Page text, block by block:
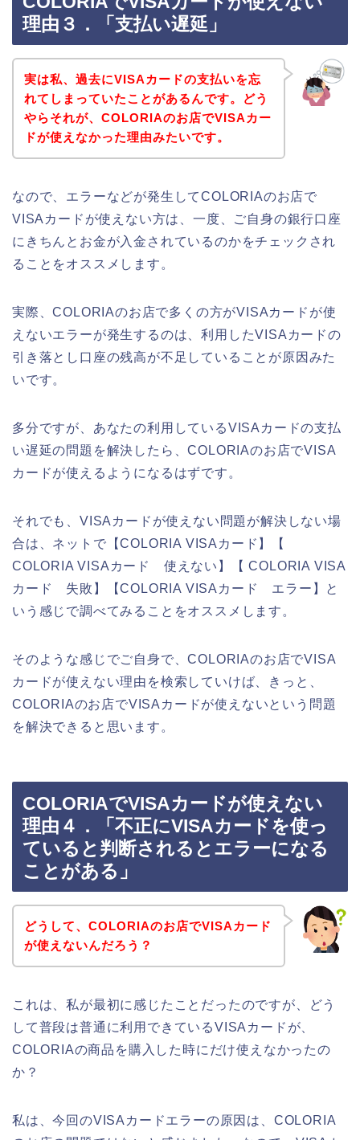
理由３．「支払い遅延」
実は私、過去にVISAカードの支払いを忘
れてしまっていたことがあるんです。どう
やらそれが、COLORIAのお店でVISAカー
ドが使えなかった理由みたいです。
なので、エラーなどが発生してCOLORIAのお店で
VISAカードが使えない方は、一度、ご自身の銀行口座
にきちんとお金が入金されているのかをチェックされ
ることをオススメします。
実際、COLORIAのお店で多くの方がVISAカードが使
えないエラーが発生するのは、利用したVISAカードの
引き落とし口座の残高が不足していることが原因みた
いです。
多分ですが、あなたの利用しているVISAカードの支払
い遅延の問題を解決したら、COLORIAのお店でVISA
カードが使えるようになるはずです。
それでも、VISAカードが使えない問題が解決しない場
合は、ネットで【COLORIA VISAカード】【
COLORIA VISAカード 使えない】【 COLORIA VISA
カード 失敗】【COLORIA VISAカード エラー】と
いう感じで調べてみることをオススメします。
そのような感じでご自身で、COLORIAのお店でVISA
カードが使えない理由を検索していけば、きっと、
COLORIAのお店でVISAカードが使えないという問題
を解決できると思います。
COLORIAでVISAカードが使えない
理由４．「不正にVISAカードを使っ
ていると判断されるとエラーになる
ことがある」
どうして、COLORIAのお店でVISAカード
が使えないんだろう？
これは、私が最初に感じたことだったのですが、どう
して普段は普通に利用できているVISAカードが、
COLORIAの商品を購入した時にだけ使えなかったの
か？
私は、今回のVISAカードエラーの原因は、COLORIA